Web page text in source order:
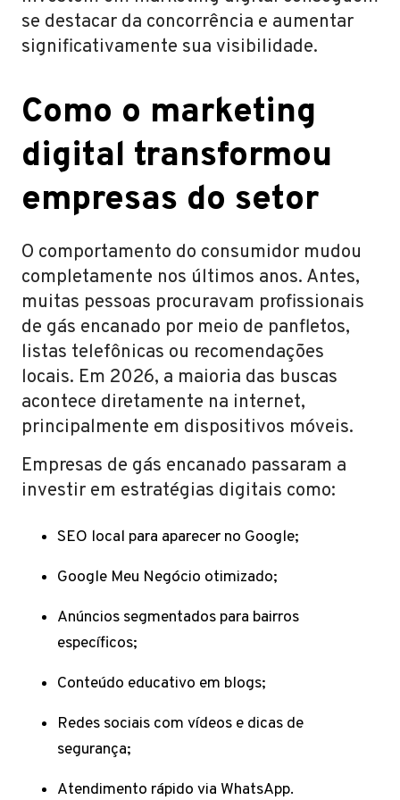
se destacar da concorrência e aumentar
significativamente sua visibilidade.
Como o marketing
digital transformou
empresas do setor
O comportamento do consumidor mudou
completamente nos últimos anos. Antes,
muitas pessoas procuravam profissionais
de gás encanado por meio de panfletos,
listas telefônicas ou recomendações
locais. Em 2026, a maioria das buscas
acontece diretamente na internet,
principalmente em dispositivos móveis.
Empresas de gás encanado passaram a
investir em estratégias digitais como:
SEO local para aparecer no Google;
Google Meu Negócio otimizado;
Anúncios segmentados para bairros
específicos;
Conteúdo educativo em blogs;
Redes sociais com vídeos e dicas de
segurança;
Atendimento rápido via WhatsApp.